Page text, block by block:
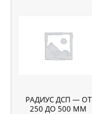
РАДИУС ДСП — ОТ
250 ДО 500 ММ